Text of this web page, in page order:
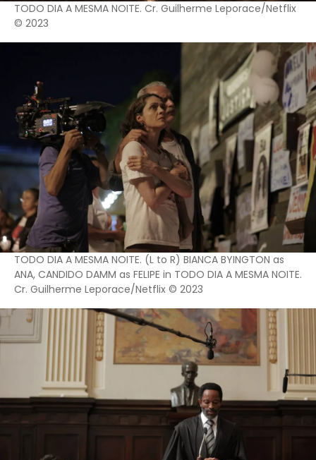
TODO DIA A MESMA NOITE. Cr. Guilherme Leporace/Netflix
© 2023
TODO DIA A MESMA NOITE. (L to R) BIANCA BYINGTON as
ANA, CANDIDO DAMM as FELIPE in TODO DIA A MESMA NOITE.
Cr. Guilherme Leporace/Netflix © 2023